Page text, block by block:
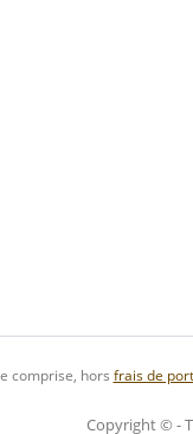
comprise, hors frais de port
Copyright © -